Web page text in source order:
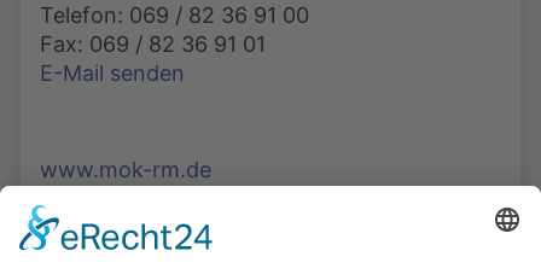
Telefon: 069 / 82 36 91 00
Fax: 069 / 82 36 91 01
E-Mail senden
www.mok-rm.de